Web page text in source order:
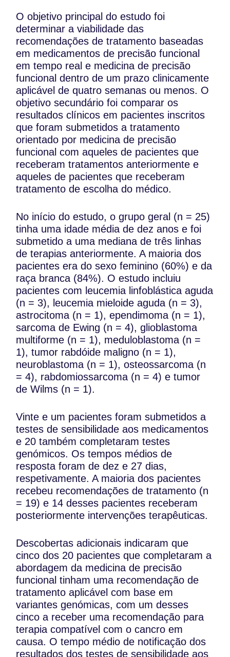
O objetivo principal do estudo foi
determinar a viabilidade das
recomendações de tratamento baseadas
em medicamentos de precisão funcional
em tempo real e medicina de precisão
funcional dentro de um prazo clinicamente
aplicável de quatro semanas ou menos. O
objetivo secundário foi comparar os
resultados clínicos em pacientes inscritos
que foram submetidos a tratamento
orientado por medicina de precisão
funcional com aqueles de pacientes que
receberam tratamentos anteriormente e
aqueles de pacientes que receberam
tratamento de escolha do médico.
No início do estudo, o grupo geral (n = 25)
tinha uma idade média de dez anos e foi
submetido a uma mediana de três linhas
de terapias anteriormente. A maioria dos
pacientes era do sexo feminino (60%) e da
raça branca (84%). O estudo incluiu
pacientes com leucemia linfoblástica aguda
(n = 3), leucemia mieloide aguda (n = 3),
astrocitoma (n = 1), ependimoma (n = 1),
sarcoma de Ewing (n = 4), glioblastoma
multiforme (n = 1), meduloblastoma (n =
1), tumor rabdóide maligno (n = 1),
neuroblastoma (n = 1), osteossarcoma (n
= 4), rabdomiossarcoma (n = 4) e tumor
de Wilms (n = 1).
Vinte e um pacientes foram submetidos a
testes de sensibilidade aos medicamentos
e 20 também completaram testes
genómicos. Os tempos médios de
resposta foram de dez e 27 dias,
respetivamente. A maioria dos pacientes
recebeu recomendações de tratamento (n
= 19) e 14 desses pacientes receberam
posteriormente intervenções terapêuticas.
Descobertas adicionais indicaram que
cinco dos 20 pacientes que completaram a
abordagem da medicina de precisão
funcional tinham uma recomendação de
tratamento aplicável com base em
variantes genómicas, com um desses
cinco a receber uma recomendação para
terapia compatível com o cancro em
causa. O tempo médio de notificação dos
resultados dos testes de sensibilidade aos